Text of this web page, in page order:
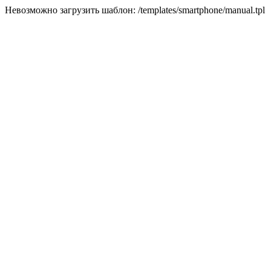
Невозможно загрузить шаблон: /templates/smartphone/manual.tpl